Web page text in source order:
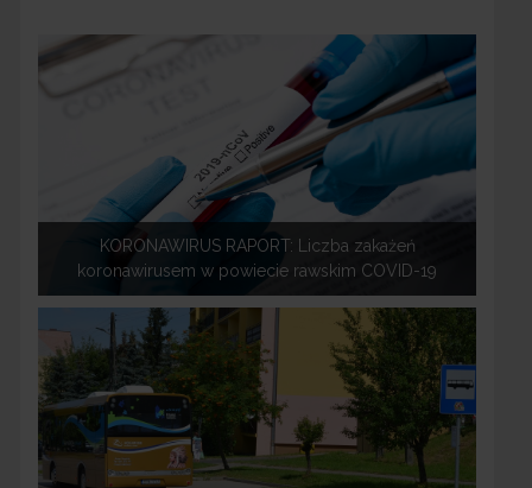
KORONAWIRUS RAPORT: Liczba zakażeń
koronawirusem w powiecie rawskim COVID-19